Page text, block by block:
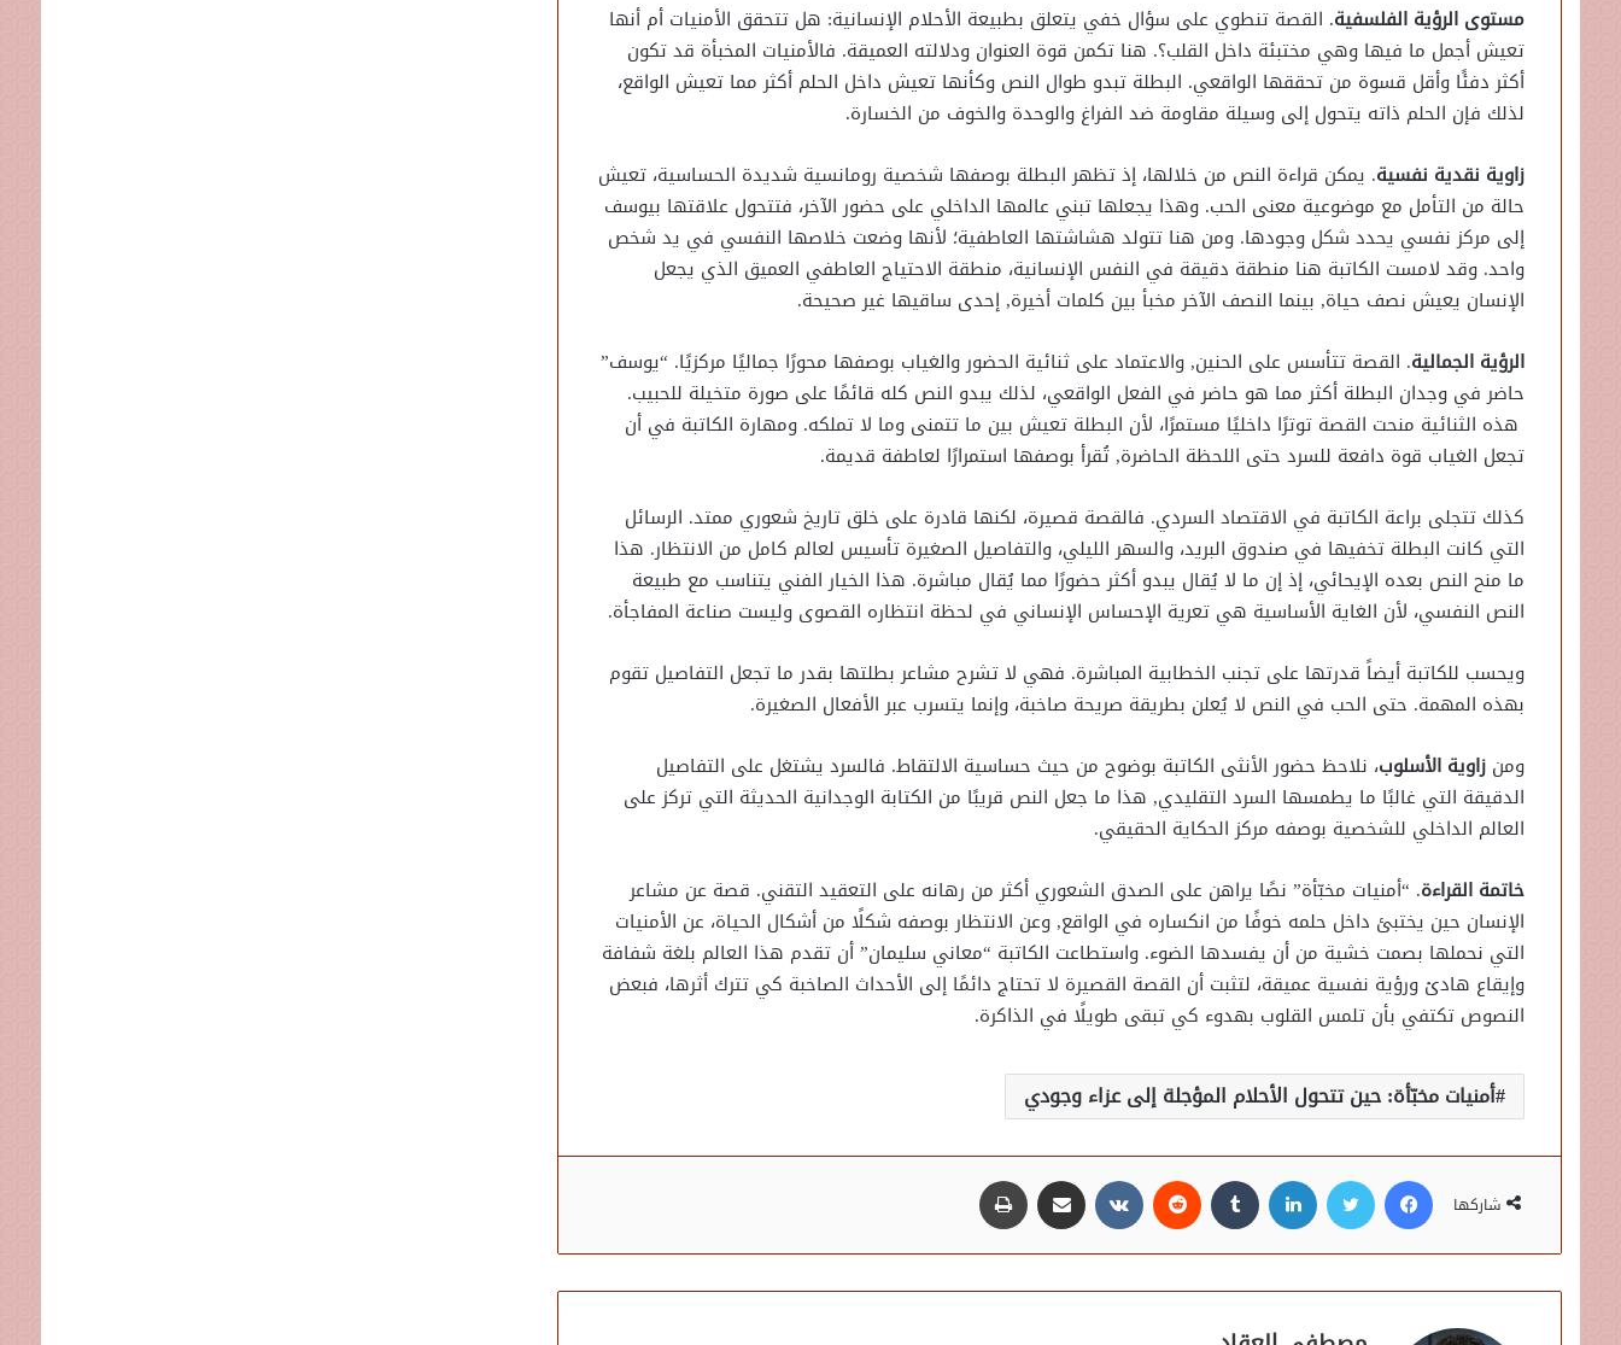
مستوى الرؤية الفلسفية. القصة تنطوي على سؤال خفي يتعلق بطبيعة الأحلام الإنسانية: هل تتحقق الأمنيات أم أنها
تعيش أجمل ما فيها وهي مختبئة داخل القلب؟. هنا تكمن قوة العنوان ودلالته العميقة. فالأمنيات المخبأة قد تكون
أكثر دفئًا وأقل قسوة من تحققها الواقعي. البطلة تبدو طوال النص وكأنها تعيش داخل الحلم أكثر مما تعيش الواقع،
لذلك فإن الحلم ذاته يتحول إلى وسيلة مقاومة ضد الفراغ والوحدة والخوف من الخسارة.
زاوية نقدية نفسية. يمكن قراءة النص من خلالها، إذ تظهر البطلة بوصفها شخصية رومانسية شديدة الحساسية، تعيش
حالة من التأمل مع موضوعية معنى الحب. وهذا يجعلها تبني عالمها الداخلي على حضور الآخر، فتتحول علاقتها بيوسف
إلى مركز نفسي يحدد شكل وجودها. ومن هنا تتولد هشاشتها العاطفية؛ لأنها وضعت خلاصها النفسي في يد شخص
واحد. وقد لامست الكاتبة هنا منطقة دقيقة في النفس الإنسانية، منطقة الاحتياج العاطفي العميق الذي يجعل
الإنسان يعيش نصف حياة, بينما النصف الآخر مخبأ بين كلمات أخيرة, إحدى ساقيها غير صحيحة.
الرؤية الجمالية. القصة تتأسس على الحنين, والاعتماد على ثنائية الحضور والغياب بوصفها محورًا جماليًا مركزيًا. “يوسف”
حاضر في وجدان البطلة أكثر مما هو حاضر في الفعل الواقعي، لذلك يبدو النص كله قائمًا على صورة متخيلة للحبيب.
هذه الثنائية منحت القصة توترًا داخليًا مستمرًا، لأن البطلة تعيش بين ما تتمنى وما لا تملكه. ومهارة الكاتبة في أن
تجعل الغياب قوة دافعة للسرد حتى اللحظة الحاضرة, تُقرأ بوصفها استمرارًا لعاطفة قديمة.
كذلك تتجلى براعة الكاتبة في الاقتصاد السردي. فالقصة قصيرة، لكنها قادرة على خلق تاريخ شعوري ممتد. الرسائل
التي كانت البطلة تخفيها في صندوق البريد، والسهر الليلي، والتفاصيل الصغيرة تأسيس لعالم كامل من الانتظار. هذا
ما منح النص بعده الإيحائي، إذ إن ما لا يُقال يبدو أكثر حضورًا مما يُقال مباشرة. هذا الخيار الفني يتناسب مع طبيعة
النص النفسي، لأن الغاية الأساسية هي تعرية الإحساس الإنساني في لحظة انتظاره القصوى وليست صناعة المفاجأة.
ويحسب للكاتبة أيضاً قدرتها على تجنب الخطابية المباشرة. فهي لا تشرح مشاعر بطلتها بقدر ما تجعل التفاصيل تقوم
بهذه المهمة. حتى الحب في النص لا يُعلن بطريقة صريحة صاخبة، وإنما يتسرب عبر الأفعال الصغيرة.
ومن زاوية الأسلوب، نلاحظ حضور الأنثى الكاتبة بوضوح من حيث حساسية الالتقاط. فالسرد يشتغل على التفاصيل
الدقيقة التي غالبًا ما يطمسها السرد التقليدي, هذا ما جعل النص قريبًا من الكتابة الوجدانية الحديثة التي تركز على
العالم الداخلي للشخصية بوصفه مركز الحكاية الحقيقي.
خاتمة القراءة. “أمنيات مخبّأة” نصًا يراهن على الصدق الشعوري أكثر من رهانه على التعقيد التقني. قصة عن مشاعر
الإنسان حين يختبئ داخل حلمه خوفًا من انكساره في الواقع, وعن الانتظار بوصفه شكلًا من أشكال الحياة، عن الأمنيات
التي نحملها بصمت خشية من أن يفسدها الضوء. واستطاعت الكاتبة “معاني سليمان” أن تقدم هذا العالم بلغة شفافة
وإيقاع هادئ ورؤية نفسية عميقة، لتثبت أن القصة القصيرة لا تحتاج دائمًا إلى الأحداث الصاخبة كي تترك أثرها، فبعض
النصوص تكتفي بأن تلمس القلوب بهدوء كي تبقى طويلًا في الذاكرة.
أمنيات مخبّأة: حين تتحول الأحلام المؤجلة إلى عزاء وجودي
شاركها
فيسبوك تويتر لينكدإن مشاركة عبر البريد